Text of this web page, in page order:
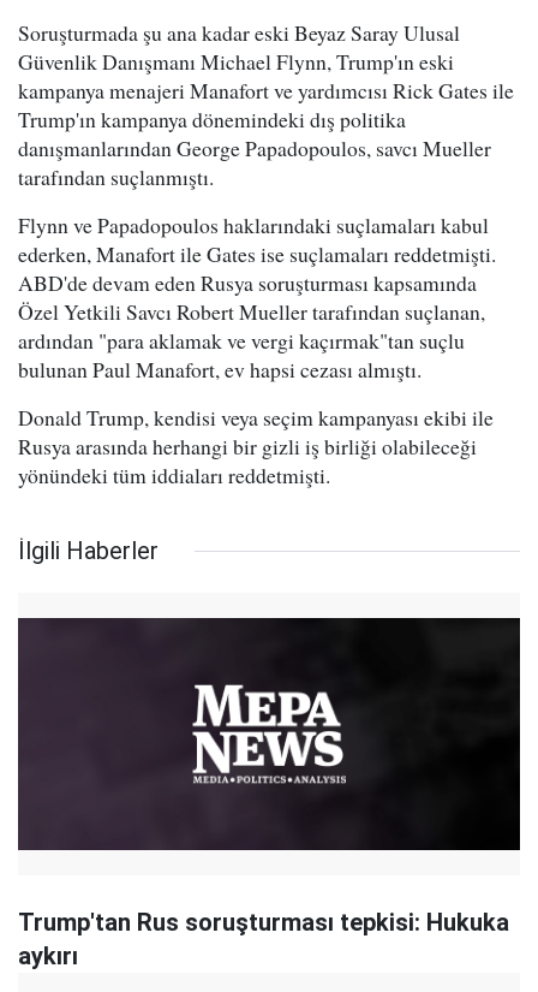
Soruşturmada şu ana kadar eski Beyaz Saray Ulusal
Güvenlik Danışmanı Michael Flynn, Trump'ın eski
kampanya menajeri Manafort ve yardımcısı Rick Gates ile
Trump'ın kampanya dönemindeki dış politika
danışmanlarından George Papadopoulos, savcı Mueller
tarafından suçlanmıştı.
Flynn ve Papadopoulos haklarındaki suçlamaları kabul
ederken, Manafort ile Gates ise suçlamaları reddetmişti.
ABD'de devam eden Rusya soruşturması kapsamında
Özel Yetkili Savcı Robert Mueller tarafından suçlanan,
ardından "para aklamak ve vergi kaçırmak"tan suçlu
bulunan Paul Manafort, ev hapsi cezası almıştı.
Donald Trump, kendisi veya seçim kampanyası ekibi ile
Rusya arasında herhangi bir gizli iş birliği olabileceği
yönündeki tüm iddiaları reddetmişti.
İlgili Haberler
Trump'tan Rus soruşturması tepkisi: Hukuka
aykırı